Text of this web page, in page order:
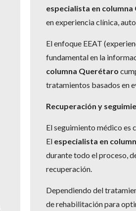
especialista en
en experiencia clínica,
El enfoque EEAT
fundamental en la
columna Querétaro
tratamientos basados en
Recuperación y
El seguimiento médico es
El especialista en
durante todo el proceso,
recuperación.
Dependiendo del
de rehabilitación para